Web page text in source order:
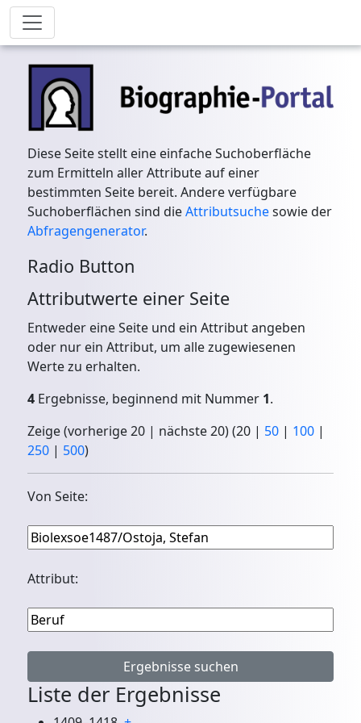
Diese Seite stellt eine einfache Suchoberfläche
zum Ermitteln aller Attribute auf einer
bestimmten Seite bereit. Andere verfügbare
Suchoberflächen sind dieAttributsuchesowie der
Abfragengenerator.
Radio Button
Attributwerte einer Seite
Entweder eine Seite und ein Attribut angeben
oder nur ein Attribut, um alle zugewiesenen
Werte zu erhalten.
4 Ergebnisse, beginnend mit Nummer 1.
Zeige (vorherige 20 | nächste 20) (20 | 50 | 100 |
250 | 500)
Von Seite:
Attribut:
Liste der Ergebnisse